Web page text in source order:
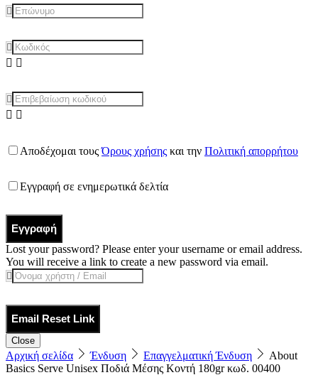
Αποδέχομαι τουςΌρους χρήσης και την Πολιτική απορρήτου
Εγγραφή σε ενημερωτικά δελτία
Εγγραφή
Lost your password? Please enter your username or email address.
You will receive a link to create a new password via email.
Email Reset Link
Close
Αρχική σελίδα Ένδυση Επαγγελματική Ένδυση
About
Basics Serve Unisex Ποδιά Μέσης Κοντή 180gr κωδ. 00400